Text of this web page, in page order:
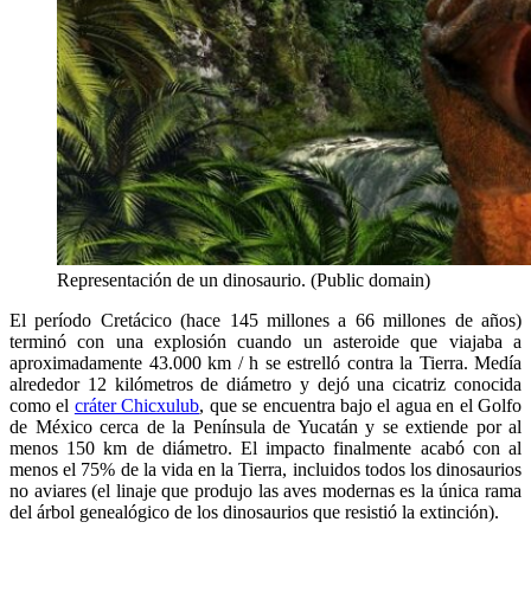
Representación de un dinosaurio. (Public domain)
El período Cretácico (hace 145 millones a 66 millones de años)
terminó con una explosión cuando un asteroide que viajaba a
aproximadamente 43.000 km / h se estrelló contra la Tierra. Medía
alrededor 12 kilómetros de diámetro y dejó una cicatriz conocida
como el cráter Chicxulub, que se encuentra bajo el agua en el Golfo
de México cerca de la Península de Yucatán y se extiende por al
menos 150 km de diámetro. El impacto finalmente acabó con al
menos el 75% de la vida en la Tierra, incluidos todos los dinosaurios
no aviares (el linaje que produjo las aves modernas es la única rama
del árbol genealógico de los dinosaurios que resistió la extinción).